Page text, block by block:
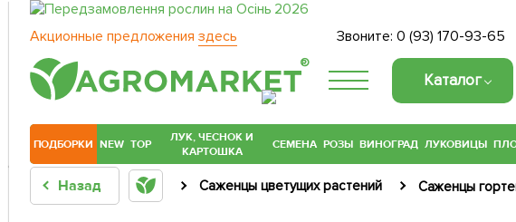
Акционные предложения здесь Звоните:0 (93) 170-93-65
®
Каталог
ПОДБОРКИ NEW TOP
ЛУК, ЧЕСНОК И
КАРТОШКА
СЕМЕНА РОЗЫ ВИНОГРАД ЛУКОВИЦЫ
Назад Саженцы цветущих растений Саженцы